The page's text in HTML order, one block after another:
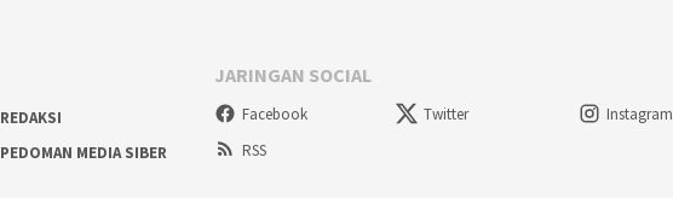
REDAKSI
PEDOMAN MEDIA SIBER
JARINGAN SOCIAL
Facebook Twitter
Instagram
RSS